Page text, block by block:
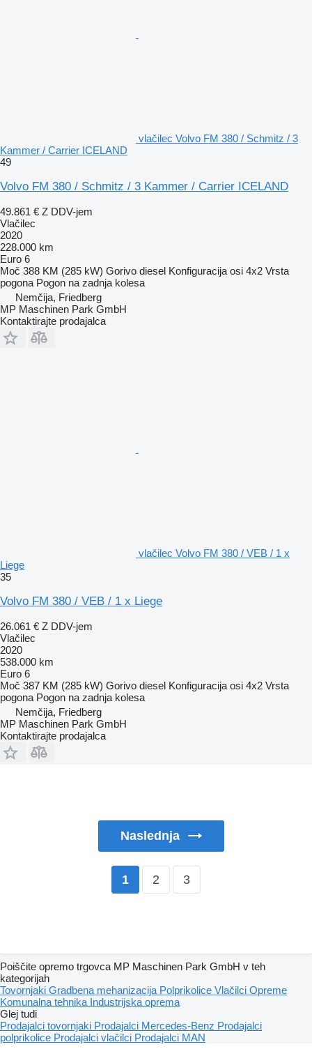
vlačilec Volvo FM 380 / Schmitz / 3
Kammer / Carrier ICELAND
49
Volvo FM 380 / Schmitz / 3 Kammer / Carrier ICELAND
49.861 € Z DDV-jem
Vlačilec
2020
228.000 km
Euro 6
Moč 388 KM (285 kW) Gorivo diesel Konfiguracija osi 4x2 Vrsta
pogona Pogon na zadnja kolesa
Nemčija, Friedberg
MP Maschinen Park GmbH
Kontaktirajte prodajalca
vlačilec Volvo FM 380 / VEB / 1 x
Liege
35
Volvo FM 380 / VEB / 1 x Liege
26.061 € Z DDV-jem
Vlačilec
2020
538.000 km
Euro 6
Moč 387 KM (285 kW) Gorivo diesel Konfiguracija osi 4x2 Vrsta
pogona Pogon na zadnja kolesa
Nemčija, Friedberg
MP Maschinen Park GmbH
Kontaktirajte prodajalca
Naslednja
1 2 3
Poiščite opremo trgovca MP Maschinen Park GmbH v teh
kategorijah
Tovornjaki Gradbena mehanizacija Polprikolice Vlačilci Opreme
Komunalna tehnika Industrijska oprema
Glej tudi
Prodajalci tovornjaki Prodajalci Mercedes-Benz Prodajalci
polprikolice Prodajalci vlačilci Prodajalci MAN